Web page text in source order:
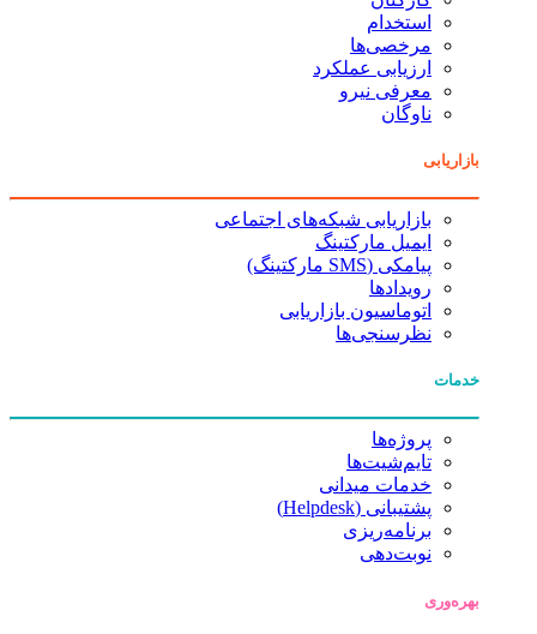
استخدام
مرخصی‌ها
ارزیابی عملکرد
معرفی نیرو
ناوگان
بازاریابی
بازاریابی شبکه‌های اجتماعی
ایمیل مارکتینگ
پیامکی (SMS مارکتینگ)
رویدادها
اتوماسیون بازاریابی
نظرسنجی‌ها
خدمات
پروژه‌ها
تایم‌شیت‌ها
خدمات میدانی
پشتیبانی (Helpdesk)
برنامه‌ریزی
نوبت‌دهی
بهره‌وری